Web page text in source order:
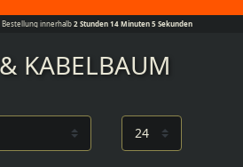
innerhalb2 Stunden 14 Minuten 4 Sekunden
KABELBAUM